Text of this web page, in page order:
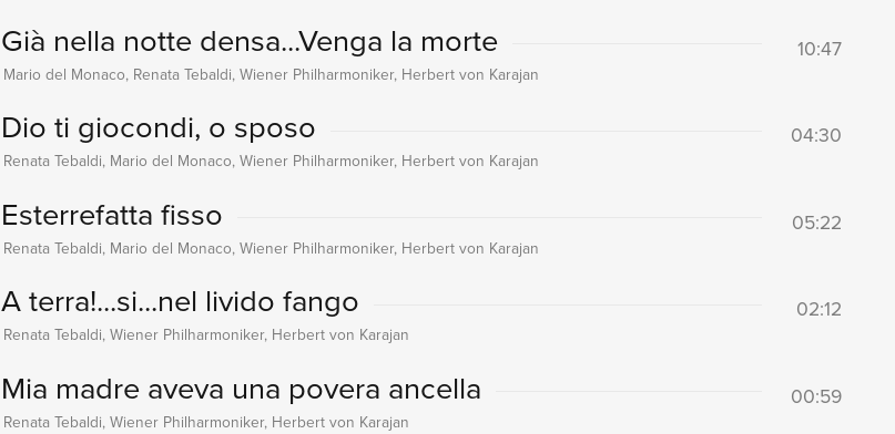
Già nella notte densa...Venga la morte 10:47
Mario del Monaco, Renata Tebaldi, Wiener Philharmoniker, Herbert von Karajan
Dio ti giocondi, o sposo 04:30
Renata Tebaldi, Mario del Monaco, Wiener Philharmoniker, Herbert von Karajan
Esterrefatta fisso 05:22
Renata Tebaldi, Mario del Monaco, Wiener Philharmoniker, Herbert von Karajan
A terra!...si...nel livido fango 02:12
Renata Tebaldi, Wiener Philharmoniker, Herbert von Karajan
Mia madre aveva una povera ancella 00:59
Renata Tebaldi, Wiener Philharmoniker, Herbert von Karajan